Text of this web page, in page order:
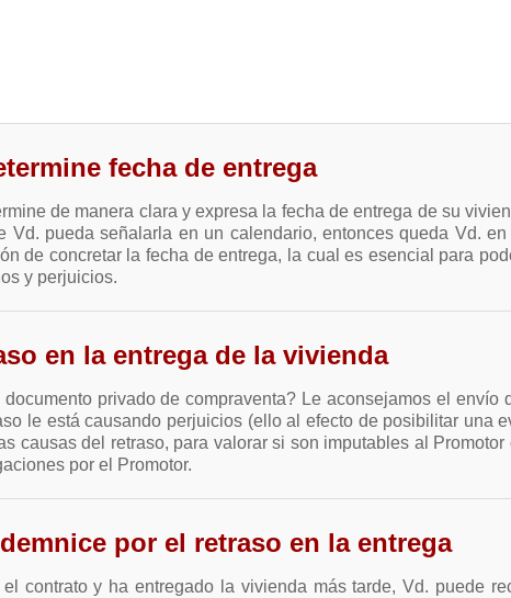
fecha de entrega
de manera clara y expresa la fecha de entrega de su
pueda señalarla en un calendario, entonces queda Vd.
de concretar la fecha de entrega, la cual es esencial para
y perjuicios.
en la entrega de la vivienda
privado de compraventa? Le aconsejamos el envío
le está causando perjuicios (ello al efecto de posibilitar una
causas del retraso, para valorar si son imputables al
por el Promotor.
por el retraso en la entrega
contrato y ha entregado la vivienda más tarde, Vd. puede